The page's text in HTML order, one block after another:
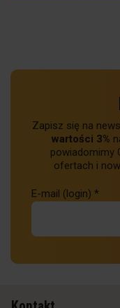
Zapisz się na
wartości 3%
powiadomimy
ofertach i
E-mail (login) *